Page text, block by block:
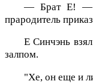
— Брат Е! —
прародитель
Е Синчэнь
залпом.
"Хе, он еще и